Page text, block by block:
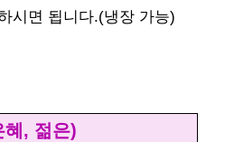
시면 됩니다.(냉장 가능)
혜, 젊은)